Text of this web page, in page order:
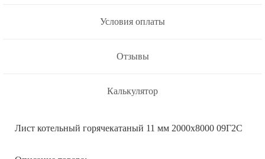
Условия оплаты
Отзывы
Калькулятор
Лист котельный горячекатаный 11 мм 2000х8000 09Г2С